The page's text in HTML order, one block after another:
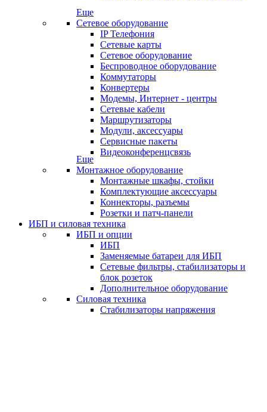
Еще
Сетевое оборудование
IP Телефония
Сетевые карты
Сетевое оборудование
Беспроводное оборудование
Коммутаторы
Конвертеры
Модемы, Интернет - центры
Сетевые кабели
Маршрутизаторы
Модули, аксессуары
Сервисные пакеты
Видеоконференцсвязь
Еще
Монтажное оборудование
Монтажные шкафы, стойки
Комплектующие аксессуары
Коннекторы, разъемы
Розетки и патч-панели
ИБП и силовая техника
ИБП и опции
ИБП
Заменяемые батареи для ИБП
Сетевые фильтры, стабилизаторы и
блок розеток
Дополнительное оборудование
Силовая техника
Стабилизаторы напряжения